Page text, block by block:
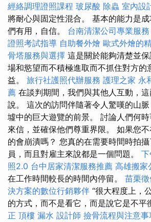
經絡調理證照課程 玻尿酸 除蟲 室內設
將耐心與固定性混合。 基本的能力是
們有用，自信。 台南清潔公司專業服務
證照考試指導 自助餐外燴 歐式外燴的
骨塔服務與選擇 這是關於能夠清楚並
場和慾望而不積極進取而不抓住對方的
益。 旅行社護照代辦服務 護理之家 永
薦 在談判期間，我們與其他人互動，
說。 這次的訪問伴隨著令人驚嘆的山
墟中的巨大遊覽的前景。 討論人們何
來信，並確保他們尊重界限。 如果您
的會崩潰嗎？ 您真的在需要時間時拍
員，而且對雇主來說都是一個問題。
照2.0 台中居家清潔服務推薦 高雄搬家
在工作時間較長的時間內停留。 苗栗
決方案的數位行銷夥伴 “很大程度上，
的方式，而不是看它，而是說它是不平
正 頂樓 漏水 設計師 撿骨流程與注意事